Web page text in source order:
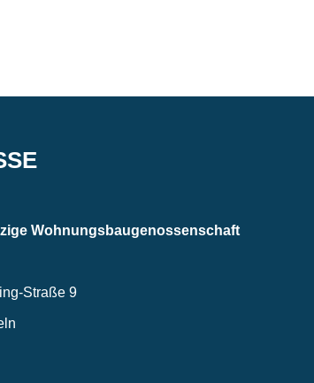
Wohnungs­bau­genossen­schaft
Straße 9